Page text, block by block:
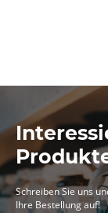
Schreiben Sie uns
Ihre Bestellung auf!